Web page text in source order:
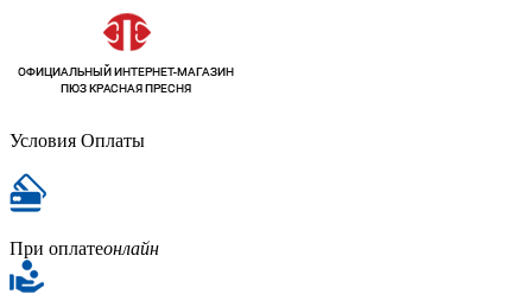
Условия Оплаты
При оплатеонлайн